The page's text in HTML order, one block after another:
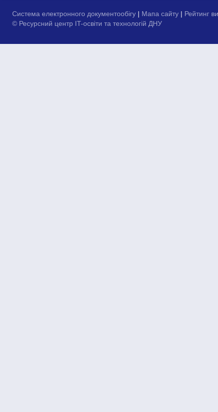
Система електронного документообігу | Мапа сайту | Рейтинг
© Ресурсний центр IT-освіти та технологій ДНУ